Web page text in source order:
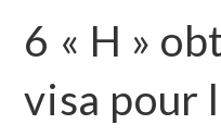
6 « H »
visa pour